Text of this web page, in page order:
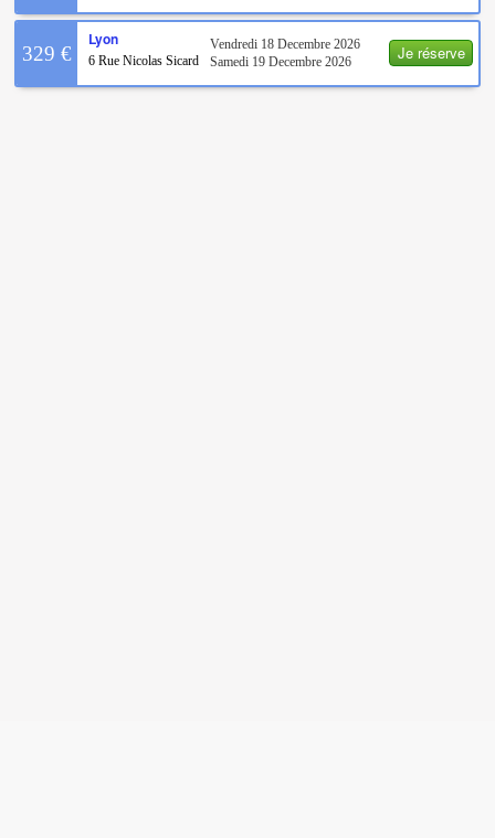
Je réserve
329 €
Lyon
6 Rue Nicolas Sicard
Vendredi 18 Decembre 2026
Samedi 19 Decembre 2026